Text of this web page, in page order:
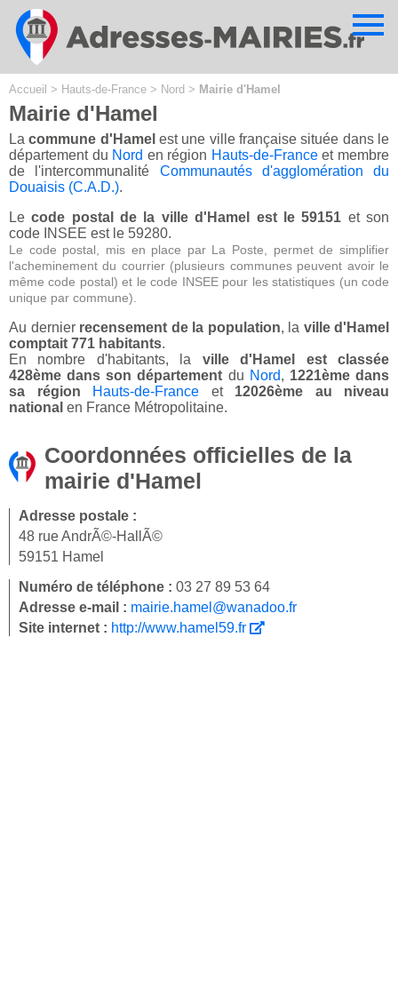
Accueil > Hauts-de-France > Nord > Mairie d'Hamel
Mairie d'Hamel
Lacommune d'Hamel est une ville française située dans le
département du Nord en région Hauts-de-Franceet membre
de l'intercommunalité Communautés d'agglomération du
Douaisis (C.A.D.).
Lecode postal de la ville d'Hamel est le 59151 et son
code INSEE est le 59280.
Le code postal, mis en place par La Poste, permet de simplifier
l'acheminement du courrier (plusieurs communes peuvent avoir le
même code postal) et le code INSEE pour les statistiques (un code
unique par commune).
Au dernier recensement de la population, la ville d'Hamel
comptait 771 habitants.
En nombre d'habitants, la ville d'Hamel est classée
428ème dans son département du Nord, 1221ème dans
sa région
Hauts-de-France et 12026ème au niveau
national en France Métropolitaine.
Coordonnées officielles de la
mairie d'Hamel
Adresse postale :
48 rue AndrÃ©-HallÃ©
59151 Hamel
Numéro de téléphone : 03 27 89 53 64
Adresse e-mail : mairie.hamel@wanadoo.fr
Site internet : http://www.hamel59.fr
Cookies management panel